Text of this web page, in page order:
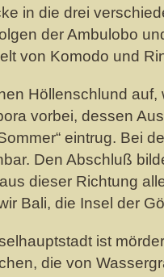
in die drei
der Ambulobo
von Komodo und
Höllenschlund auf,
vorbei, dessen
eintrug. Bei
Den Abschluß
dieser Richtung
Bali, die Insel der
ist
die von